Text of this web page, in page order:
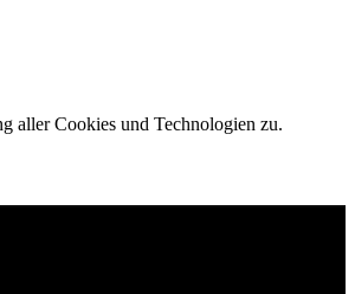
aller Cookies und Technologien zu.